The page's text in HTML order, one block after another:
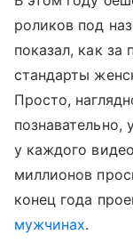
роликов под
показал, как за
стандарты
Просто,
познавательно,
у каждого
миллионов
конец года
мужчинах.